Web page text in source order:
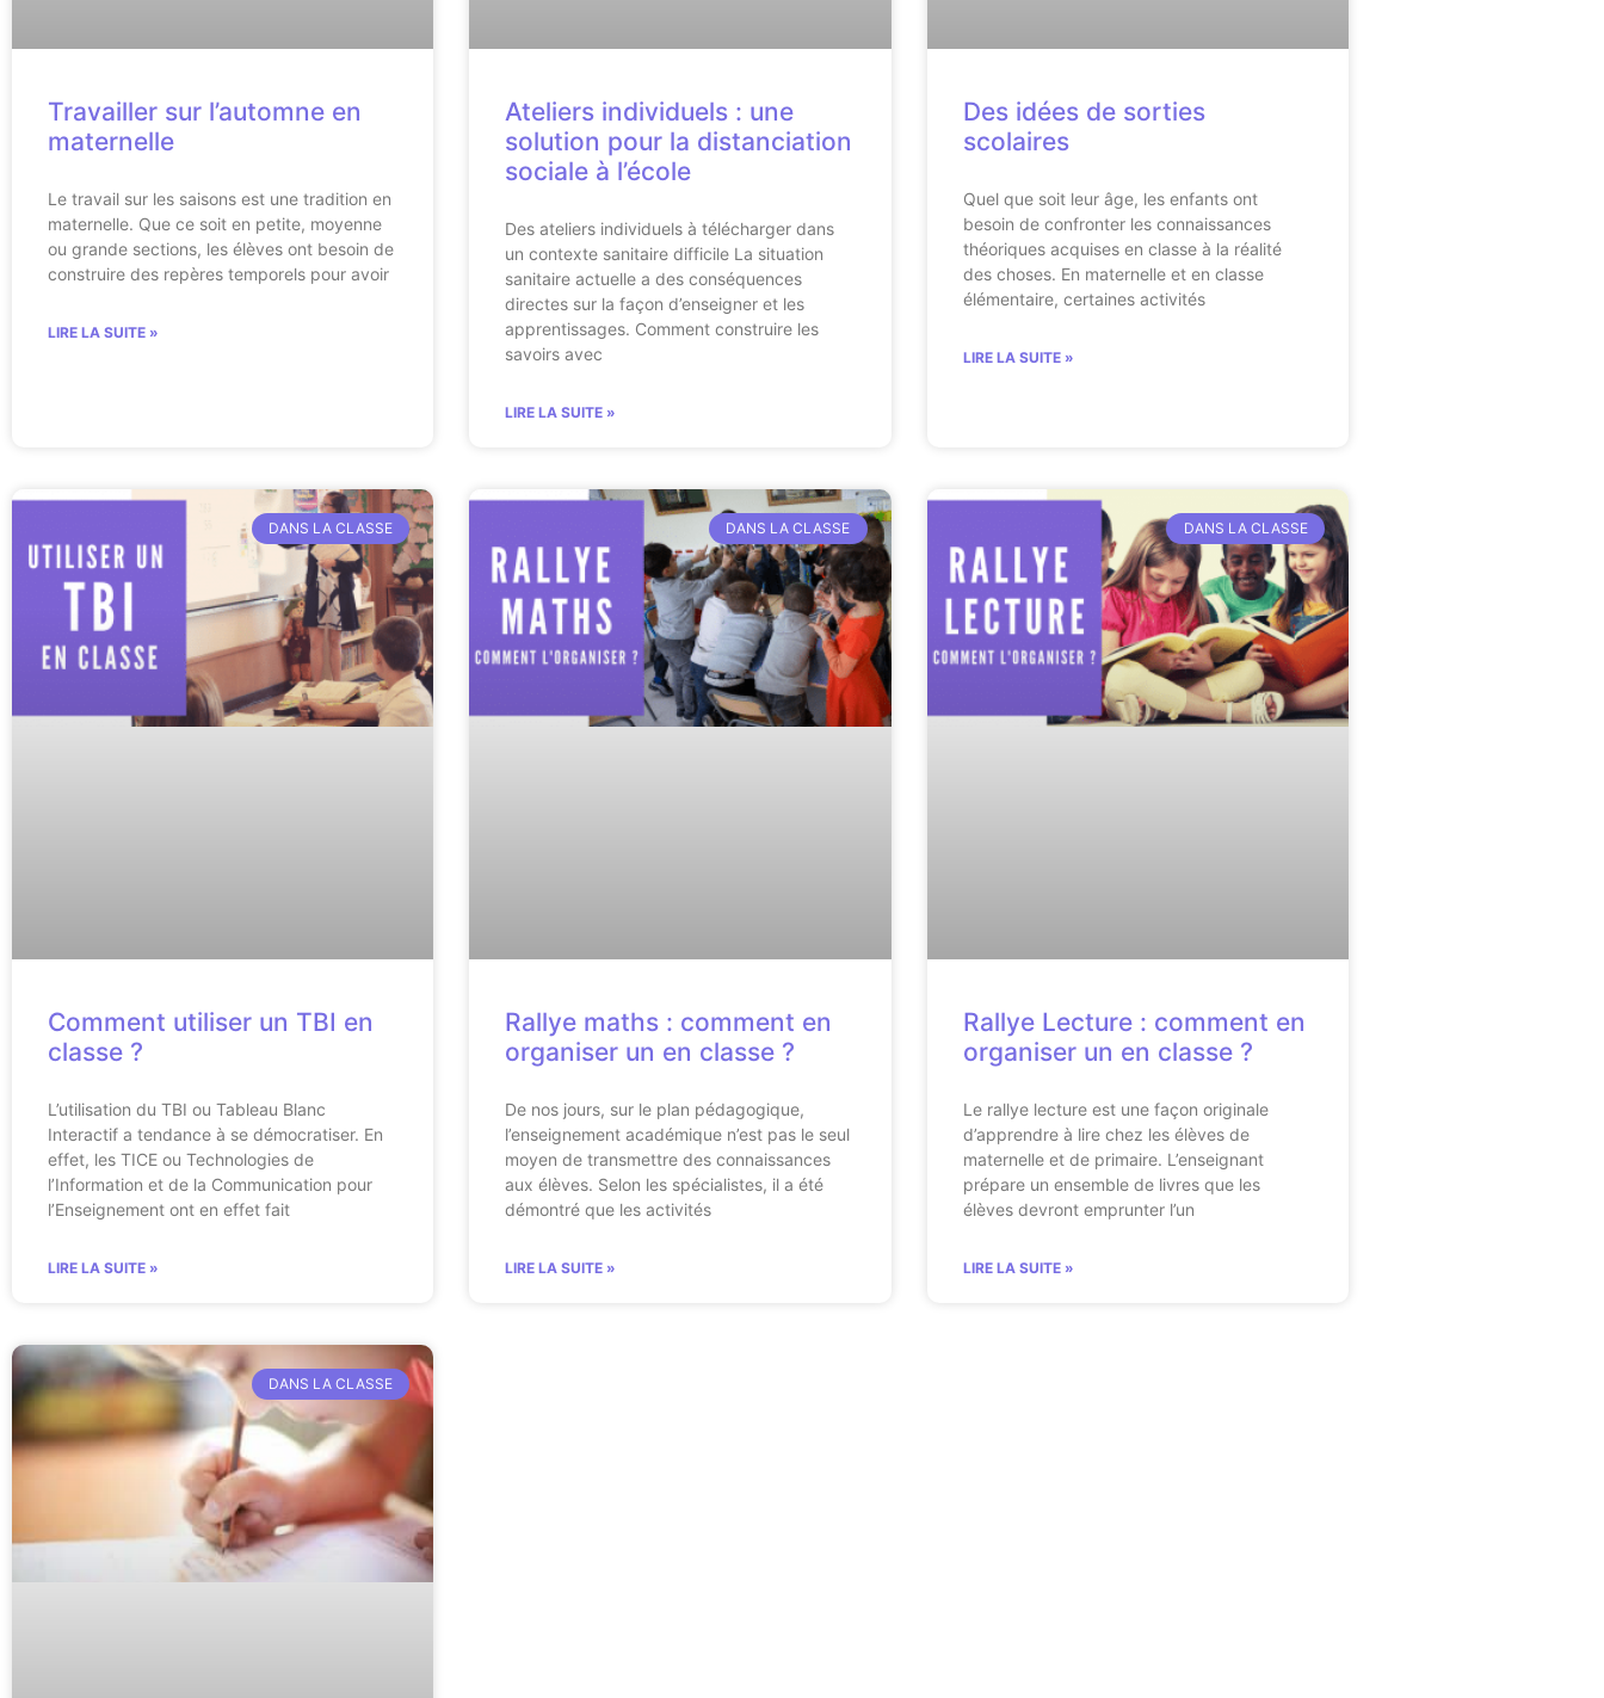
Travailler sur l’automne en
maternelle
Le travail sur les saisons est une tradition en
maternelle. Que ce soit en petite, moyenne
ou grande sections, les élèves ont besoin de
construire des repères temporels pour avoir
LIRE LA SUITE »
Ateliers individuels : une
solution pour la distanciation
sociale à l’école
Des ateliers individuels à télécharger dans
un contexte sanitaire difficile La situation
sanitaire actuelle a des conséquences
directes sur la façon d’enseigner et les
apprentissages. Comment construire les
savoirs avec
LIRE LA SUITE »
Des idées de sorties
scolaires
Quel que soit leur âge, les enfants ont
besoin de confronter les connaissances
théoriques acquises en classe à la réalité
des choses. En maternelle et en classe
élémentaire, certaines activités
LIRE LA SUITE »
DANS LA CLASSE
Comment utiliser un TBI en
classe ?
L’utilisation du TBI ou Tableau Blanc
Interactif a tendance à se démocratiser. En
effet, les TICE ou Technologies de
l’Information et de la Communication pour
l’Enseignement ont en effet fait
LIRE LA SUITE »
DANS LA CLASSE
Rallye maths : comment en
organiser un en classe ?
De nos jours, sur le plan pédagogique,
l’enseignement académique n’est pas le seul
moyen de transmettre des connaissances
aux élèves. Selon les spécialistes, il a été
démontré que les activités
LIRE LA SUITE »
DANS LA CLASSE
Rallye Lecture : comment en
organiser un en classe ?
Le rallye lecture est une façon originale
d’apprendre à lire chez les élèves de
maternelle et de primaire. L’enseignant
prépare un ensemble de livres que les
élèves devront emprunter l’un
LIRE LA SUITE »
DANS LA CLASSE